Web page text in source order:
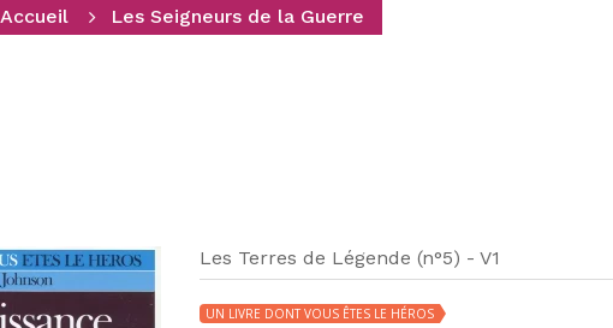
Accueil Les Seigneurs de la Guerre
Les Terres de Légende (n°5) - V1
UN LIVRE DONT VOUS ÊTES LE HÉROS